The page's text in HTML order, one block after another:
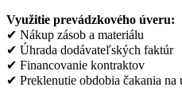
Využitie prevádzkového úveru:
✔ Nákup zásob a materiálu
✔ Úhrada dodávateľských faktúr
✔ Financovanie kontraktov
✔ Preklenutie obdobia čakania